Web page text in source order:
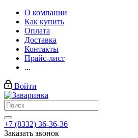
О компании
Как купить
Оплата
Доставка
Контакты
Прайс-лист
...
Войти
+7 (8332) 36-36-36
Заказать звонок